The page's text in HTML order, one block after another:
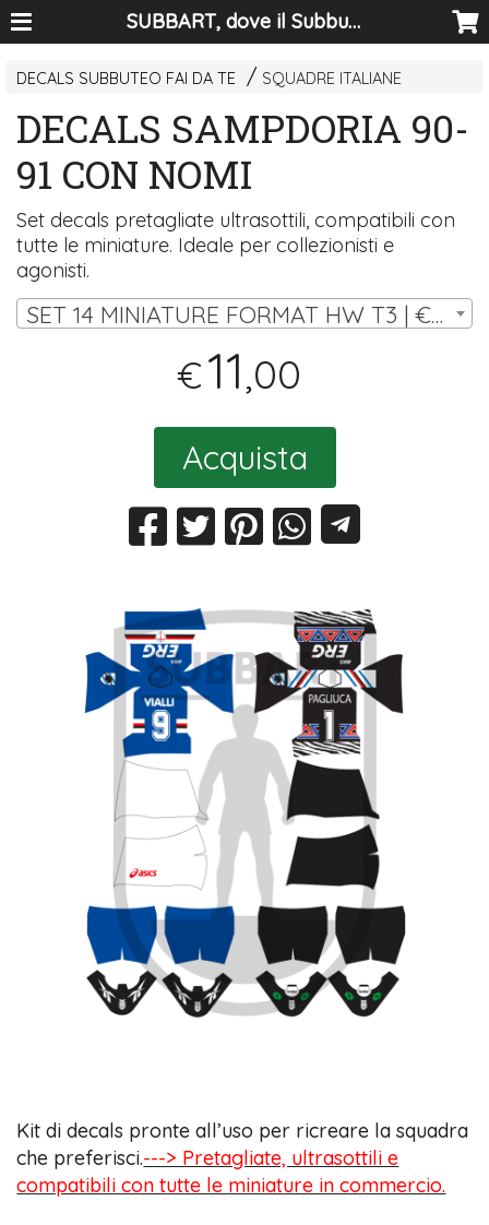
SUBBART, dove il Subbuteo diventa arte
DECALS SUBBUTEO FAI DA TE SQUADRE ITALIANE
DECALS SAMPDORIA 90-
91 CON NOMI
Set decals pretagliate ultrasottili, compatibili con
tutte le miniature. Ideale per collezionisti e
agonisti.
SET 14 MINIATURE FORMAT HW T3 | € 11,00
€11,00
Acquista
Kit di decals pronte all’uso per ricreare la squadra
che preferisci.---> Pretagliate, ultrasottili e
compatibili con tutte le miniature in commercio.